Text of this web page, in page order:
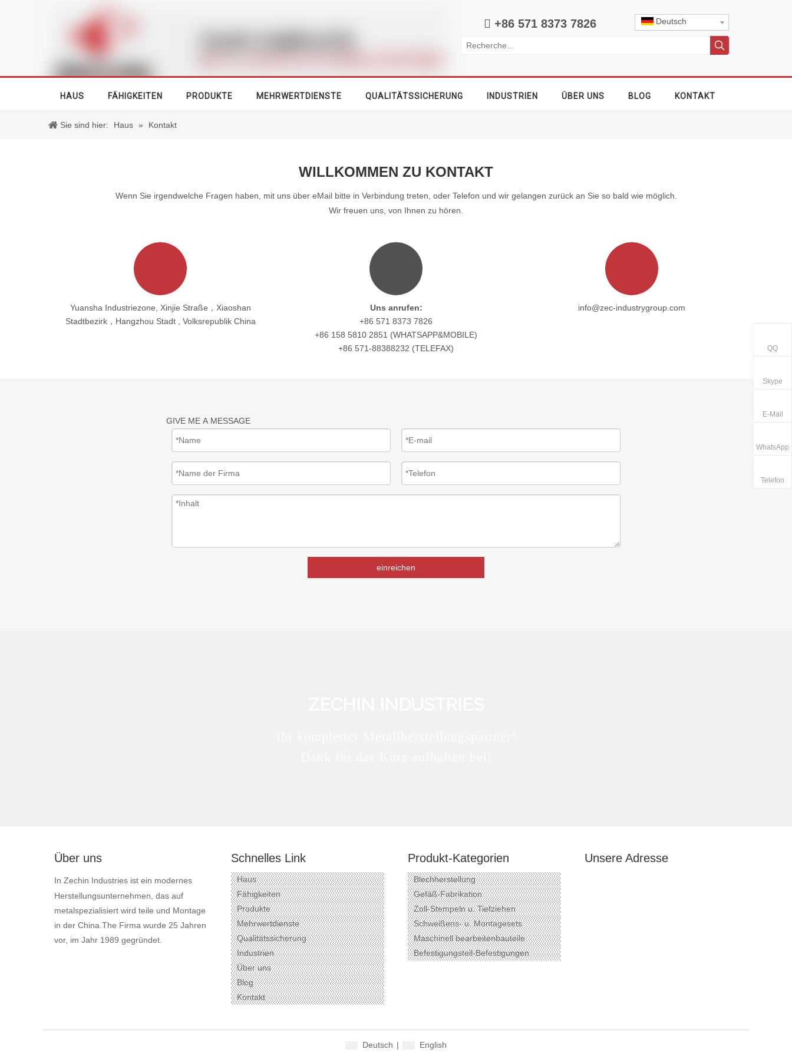
 +86 571 8373 7826 Deutsch
HAUS FÄHIGKEITEN PRODUKTE MEHRWERTDIENSTE QUALITÄTSSICHERUNG INDUSTRIEN ÜBER UNS BLOG KONTAKT
Sie sind hier: Haus » Kontakt
WILLKOMMEN ZU KONTAKT
Wenn Sie irgendwelche Fragen haben, mit uns über eMail bitte in Verbindung treten, oder Telefon und wir gelangen zurück an Sie so bald wie möglich.
Wir freuen uns, von Ihnen zu hören.
Yuansha Industriezone, Xinjie Straße，Xiaoshan
Stadtbezirk，Hangzhou Stadt , Volksrepublik China
Uns anrufen:
+86 571 8373 7826
+86 158 5810 2851 (WHATSAPP&MOBILE)
+86 571-88388232 (TELEFAX)
info@zec-industrygroup.com
GIVE ME A MESSAGE
einreichen
Über uns
In Zechin Industries ist ein modernes
Herstellungsunternehmen, das auf
metalspezialisiert wird teile und Montage
in der China.The Firma wurde 25 Jahren
vor, im Jahr 1989 gegründet.
Schnelles Link
Haus
Fähigkeiten
Produkte
Mehrwertdienste
Qualitätssicherung
Industrien
Über uns
Blog
Kontakt
Produkt-Kategorien
Blechherstellung
Gefäß-Fabrikation
Zoll-Stempeln u. Tiefziehen
Schweißens- u. Montagesets
Maschinell bearbeitenbauteile
Befestigungsteil-Befestigungen
Unsere Adresse
Deutsch |
English
QQ
Skype
E-Mail
WhatsApp
Telefon